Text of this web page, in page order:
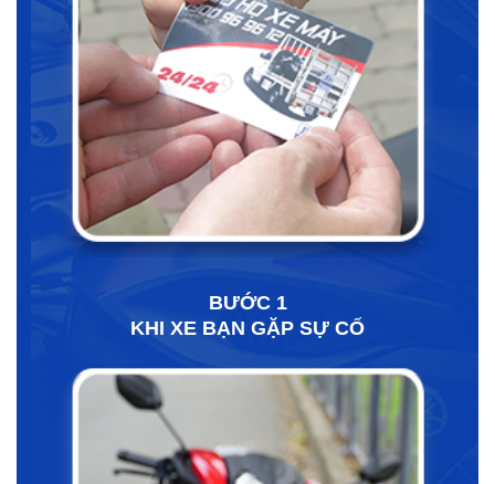
BƯỚC 1
KHI XE BẠN GẶP SỰ CỐ